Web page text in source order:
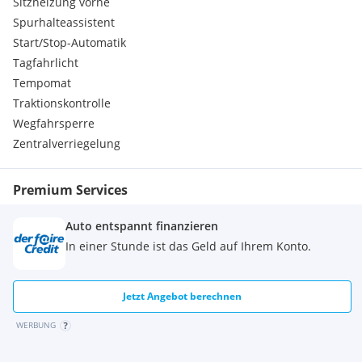
Garantie
Traktionskontrolle
Neufahrzeug
Linkslenker
Frontantrieb
Serienausstattungen:
Rückfahrkamera
Innenspiegel, automatisch abblendend
Außenspiegel elektrisch einstellbar und beheizbar
Navigationssystem
Mittelarmlehne vorne
Zweizonen-Klimaautomatik
Spurhalteassistent
Start/Stop-Automatik
Tagfahrlicht
Tempomat
Traktionskontrolle
Wegfahrsperre
Zentralverriegelung
Premium Services
Auto entspannt finanzieren
In einer Stunde ist das Geld auf Ihrem Konto.
Jetzt Angebot berechnen
WERBUNG